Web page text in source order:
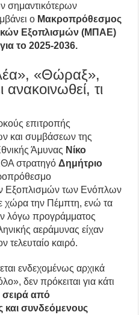
σημαντικότερων
ο Μακροπρόθεσμος
Εξοπλισμών (ΜΠΑΕ)
το 2025-2036.
«Θώραξ»,
τι
επιτροπής
και συμβάσεων της
Άμυνας Νίκο
στρατηγό Δημήτριο
Εξοπλισμών των Ενόπλων
χώρα την Πέμπτη, ενώ τα
λόγω προγράμματος
αεράμυνας είχαν
τελευταίο καιρό.
ενδεχομένως αρχικά
δεν πρόκειται για κάτι
σειρά από
και συνδεόμενους